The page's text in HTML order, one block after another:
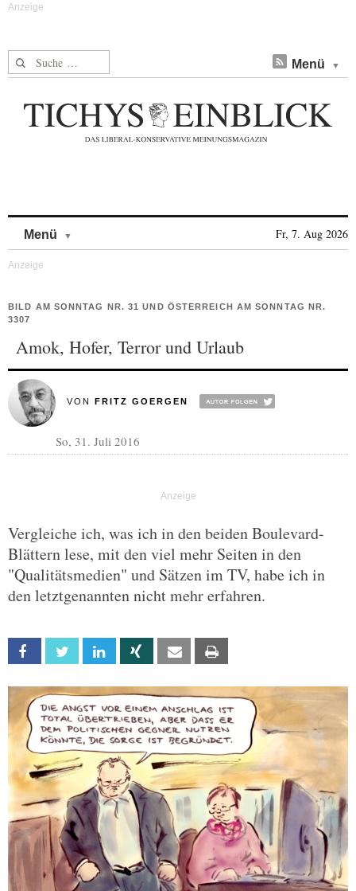
Suche nach: Menü
Menü Fr, 7. Aug 2026
BILD AM SONNTAG NR. 31 UND ÖSTERREICH AM SONNTAG NR.
3307
Amok, Hofer, Terror und Urlaub
VON FRITZ GOERGEN
So, 31. Juli 2016
Vergleiche ich, was ich in den beiden Boulevard-
Blättern lese, mit den viel mehr Seiten in den
"Qualitätsmedien" und Sätzen im TV, habe ich in
den letztgenannten nicht mehr erfahren.
Facebook Twitter Linkedin Xing Email